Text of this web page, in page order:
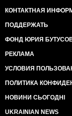
КОНТАКТНАЯ
ПОДДЕРЖАТЬ
ФОНД ЮРИЯ
РЕКЛАМА
УСЛОВИЯ
ПОЛИТИКА
НОВИНИ СЬОГОДНІ
UKRAINIAN NEWS